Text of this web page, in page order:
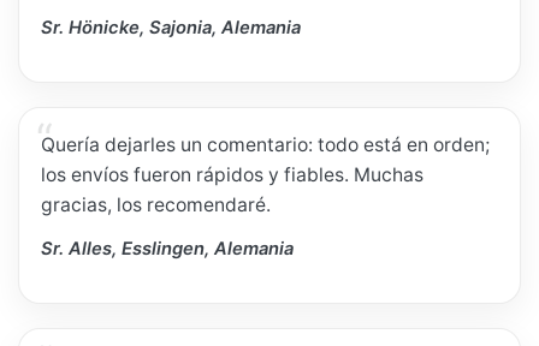
Sr. Hönicke, Sajonia, Alemania
Quería dejarles un comentario: todo está en orden;
los envíos fueron rápidos y fiables. Muchas
gracias, los recomendaré.
Sr. Alles, Esslingen, Alemania